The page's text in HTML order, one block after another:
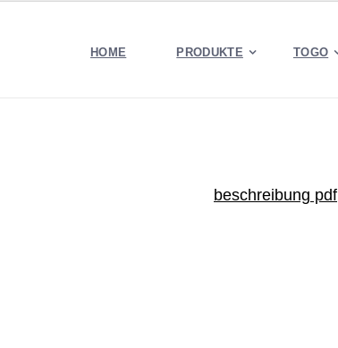
HOME PRODUKTE TOGO
beschreibung pdf